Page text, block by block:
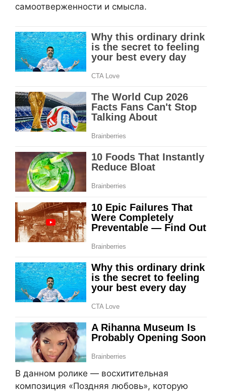
самоотверженности и смысла.
В данном ролике — восхитительная
композиция «Поздняя любовь», которую